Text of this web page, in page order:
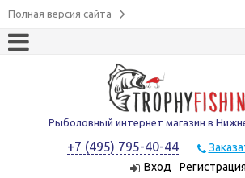
Полная версия сайта
Рыболовный интернет магазин в
+7 (495) 795-40-44
Вход
Регистрация